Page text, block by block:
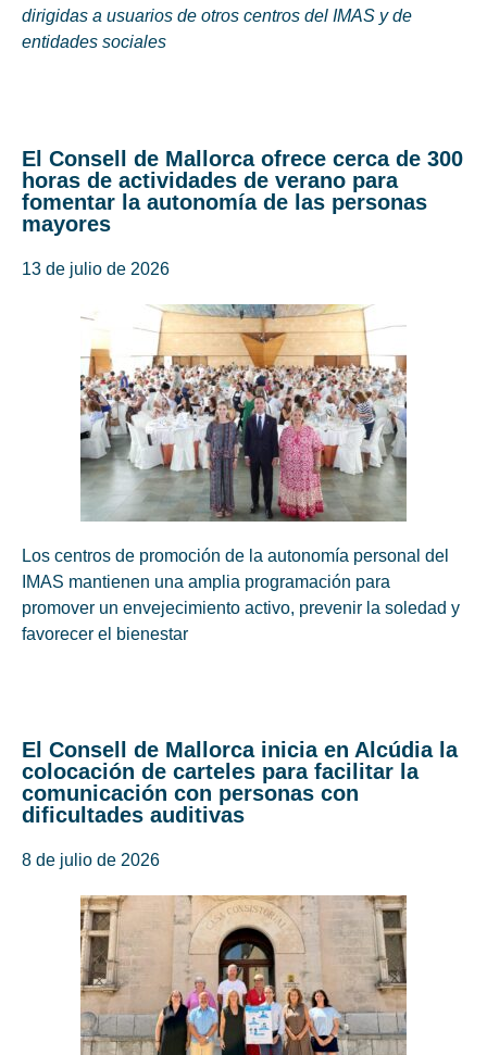
dirigidas a usuarios de otros centros del IMAS y de
entidades sociales
El Consell de Mallorca ofrece cerca de 300
horas de actividades de verano para
fomentar la autonomía de las personas
mayores
13 de julio de 2026
Los centros de promoción de la autonomía personal del
IMAS mantienen una amplia programación para
promover un envejecimiento activo, prevenir la soledad y
favorecer el bienestar
El Consell de Mallorca inicia en Alcúdia la
colocación de carteles para facilitar la
comunicación con personas con
dificultades auditivas
8 de julio de 2026